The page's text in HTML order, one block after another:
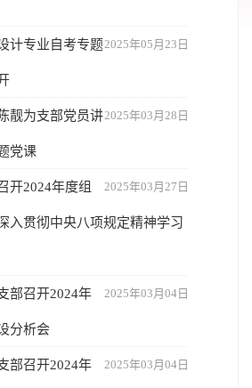
2025年05月23日
计专业自考专题
2025年03月28日
靓为支部党员讲
党课
2025年03月27日
开2024年度组
入贯彻中央八项规定精神学习
2025年03月04日
部召开2024年
分析会
2025年03月04日
部召开2024年